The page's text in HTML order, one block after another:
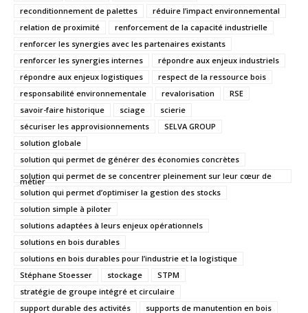
reconditionnement de palettes
réduire l’impact environnemental
relation de proximité
renforcement de la capacité industrielle
renforcer les synergies avec les partenaires existants
renforcer les synergies internes
répondre aux enjeux industriels
répondre aux enjeux logistiques
respect de la ressource bois
responsabilité environnementale
revalorisation
RSE
savoir-faire historique
sciage
scierie
sécuriser les approvisionnements
SELVA GROUP
solution globale
solution qui permet de générer des économies concrètes
solution qui permet de se concentrer pleinement sur leur cœur de
métier
solution qui permet d’optimiser la gestion des stocks
solution simple à piloter
solutions adaptées à leurs enjeux opérationnels
solutions en bois durables
solutions en bois durables pour l’industrie et la logistique
Stéphane Stoesser
stockage
STPM
stratégie de groupe intégré et circulaire
support durable des activités
supports de manutention en bois